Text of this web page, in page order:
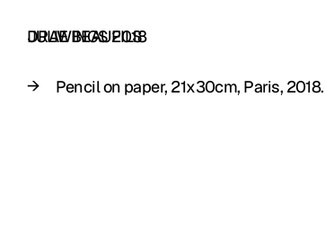
JULIE BEAUFILS
DRAWINGS 2018
Pencil on paper, 21x30cm, Paris, 2018.